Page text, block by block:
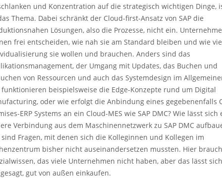
und Konzentration auf die strategisch wichtigen Dinge,
Thema. Dabei schränkt der Cloud-first-Ansatz von SAP die
Lösungen, also die Prozesse, nicht ein.
frei entscheiden, wie nah sie am Standard bleiben und wie
sie wollen und brauchen. Anders sind das
der Umgang mit ­Updates, das Buchen und
von Ressourcen und auch das Systemdesign im
funktionieren beispielsweise die Edge-Konzepte rund um Digital
oder wie erfolgt die Anbindung eines gegeben­enfalls
ERP Systems an ein Cloud-MES wie SAP DMC? Wie lässt sich
Verbindung aus dem Maschinennetzwerk zu SAP DMC
sind ­Fragen, mit denen sich die Kolleginnen und Kollegen im
bisher nicht ­auseinandersetzen mussten. Hier
das viele Unternehmen nicht haben, aber das lässt
gut von außen ein­kaufen.